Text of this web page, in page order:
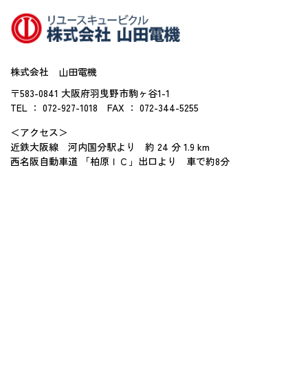
株式会社 山田電機
〒583-0841 大阪府羽曳野市駒ヶ谷1-1
TEL ： 072-927-1018 FAX ： 072-344-5255
＜アクセス＞
近鉄大阪線 河内国分駅より 約 24 分 1.9 km
西名阪自動車道 「柏原ＩＣ」出口より 車で約8分